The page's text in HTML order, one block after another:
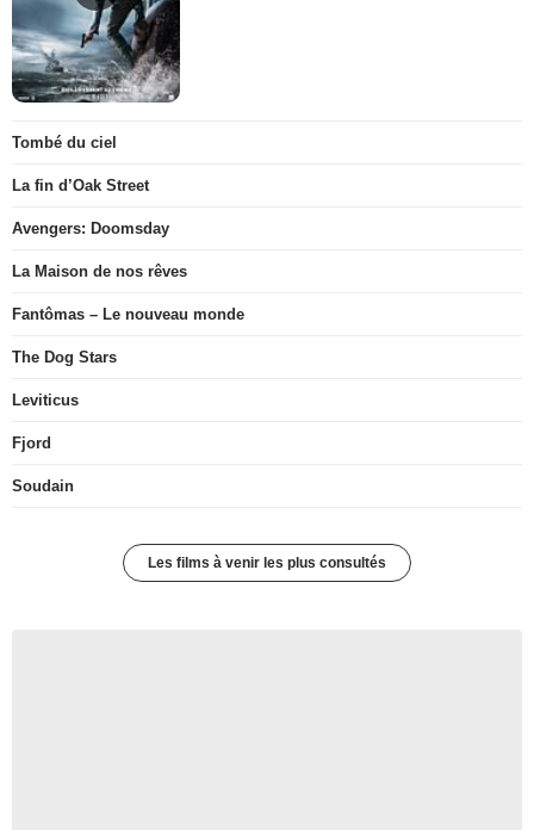
Tombé du ciel
La fin d’Oak Street
Avengers: Doomsday
La Maison de nos rêves
Fantômas – Le nouveau monde
The Dog Stars
Leviticus
Fjord
Soudain
Les films à venir les plus consultés